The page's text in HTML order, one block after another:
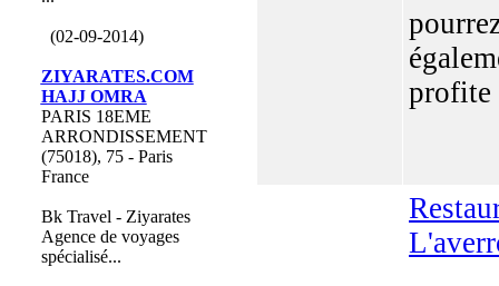
(02-09-2014)
ZIYARATES.COM
HAJJ OMRA
PARIS 18EME
ARRONDISSEMENT
(75018), 75 - Paris
France
Bk Travel - Ziyarates
Agence de voyages
spécialisé...
profite